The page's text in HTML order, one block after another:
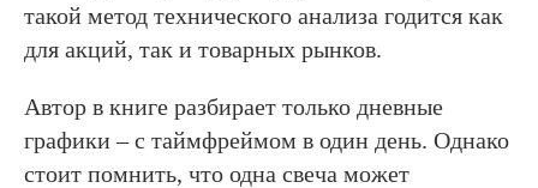
такой метод технического анализа годится как
для акций, так и товарных рынков.
Автор в книге разбирает только дневные
графики – с таймфреймом в один день. Однако
стоит помнить, что одна свеча может